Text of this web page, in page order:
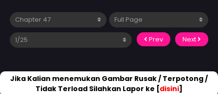
Prev Next
Jika Kalian menemukan Gambar Rusak / Terpotong /
Tidak Terload Silahkan Lapor ke [disini]